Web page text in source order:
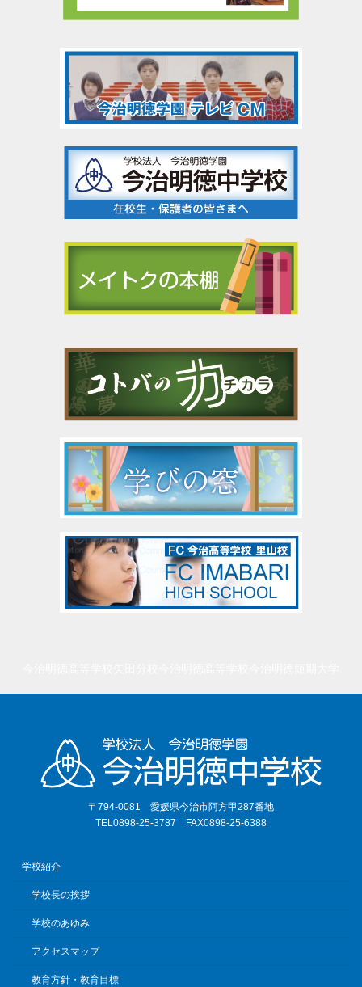
〒794-0081 愛媛県今治市阿方甲287番地
TEL0898-25-3787 FAX0898-25-6388
学校紹介
学校長の挨拶
学校のあゆみ
アクセスマップ
教育方針・教育目標